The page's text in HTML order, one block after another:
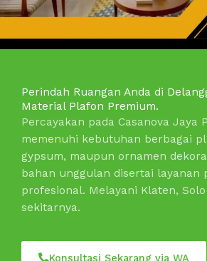
Perindah Ruangan Anda di
Material Plafon Premium.
Percayakan pada Casanova Jaya
memenuhi kebutuhan berbagai
gypsum, maupun ornamen
bahan unggulan disertai layanan
profesional. Melayani Klaten, Solo
sekitarnya.
Konsultasi Sekarang via WA